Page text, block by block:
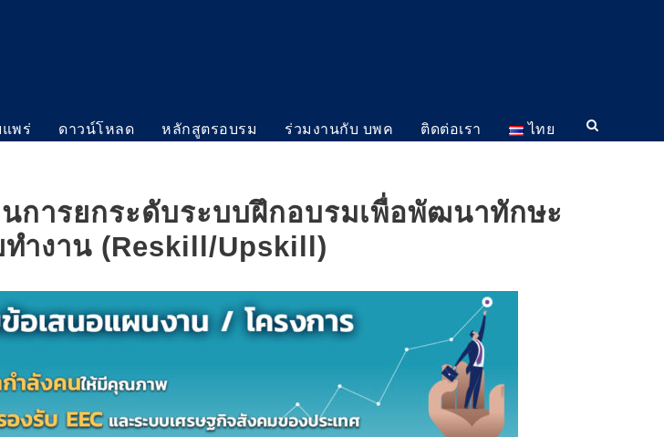
แพร่ ดาวน์โหลด หลักสูตรอบรม ร่วมงานกับ บพค ติดต่อเรา ไทย
การยกระดับระบบฝึกอบรมเพื่อพัฒนาทักษะ
ำงาน (Reskill/Upskill)